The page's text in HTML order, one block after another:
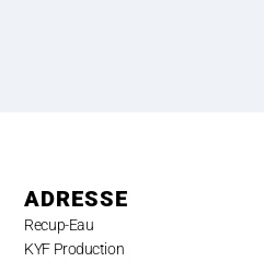
ADRESSE
Recup-Eau
KYF Production